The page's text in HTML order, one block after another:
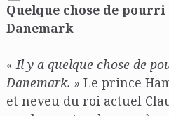
Quelque chose de
Danemark
«Il y a quelque chose de
Danemark. » Le prince
et neveu du roi actuel